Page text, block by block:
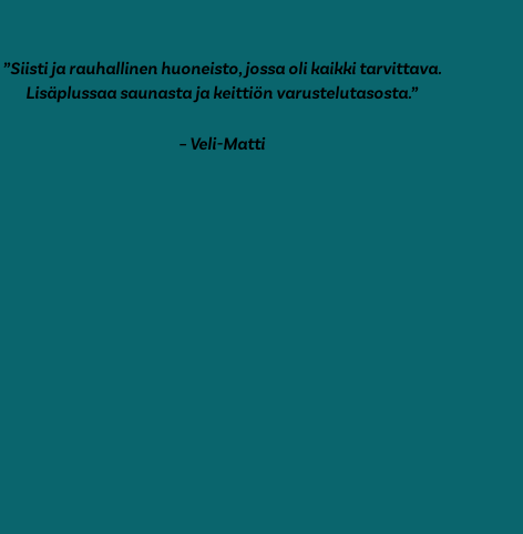
”Siisti ja rauhallinen huoneisto, jossa oli kaikki tarvittava.
Lisäplussaa saunasta ja keittiön varustelutasosta.”
– Veli-Matti